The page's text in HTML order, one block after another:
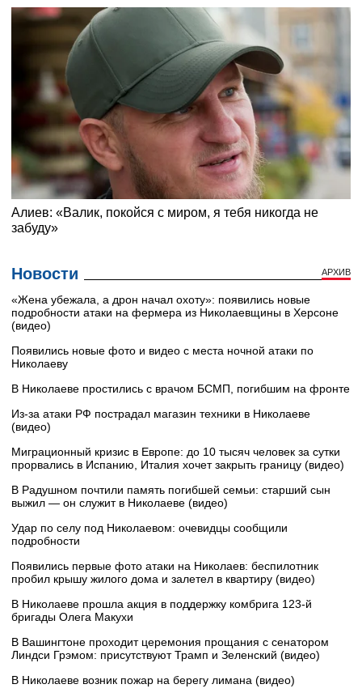
Новости АРХИВ
«Жена убежала, а дрон начал охоту»: появились новые
подробности атаки на фермера из Николаевщины в Херсоне
(видео)
Появились новые фото и видео с места ночной атаки по
Николаеву
В Николаеве простились с врачом БСМП, погибшим на фронте
Из-за атаки РФ пострадал магазин техники в Николаеве
(видео)
Миграционный кризис в Европе: до 10 тысяч человек за сутки
прорвались в Испанию, Италия хочет закрыть границу (видео)
В Радушном почтили память погибшей семьи: старший сын
выжил — он служит в Николаеве (видео)
Удар по селу под Николаевом: очевидцы сообщили
подробности
Появились первые фото атаки на Николаев: беспилотник
пробил крышу жилого дома и залетел в квартиру (видео)
В Николаеве прошла акция в поддержку комбрига 123-й
бригады Олега Макухи
В Вашингтоне проходит церемония прощания с сенатором
Линдси Грэмом: присутствуют Трамп и Зеленский (видео)
В Николаеве возник пожар на берегу лимана (видео)